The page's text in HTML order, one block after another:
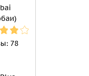
78